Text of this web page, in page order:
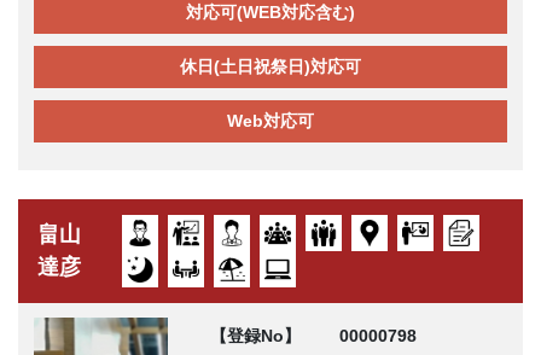
対応可(WEB対応含む)
休日(土日祝祭日)対応可
Web対応可
畠山
達彦
【登録No】
00000798